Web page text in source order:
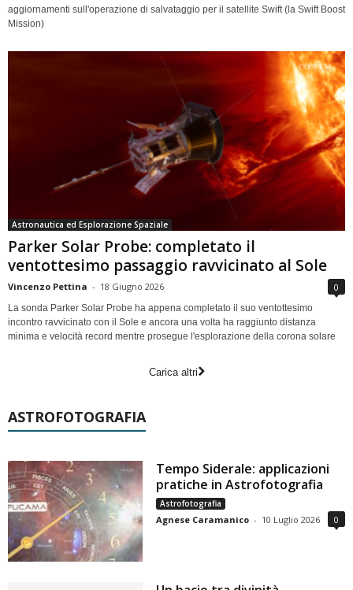
aggiornamenti sull'operazione di salvataggio per il satellite Swift (la Swift Boost
Mission)
Astronautica ed Esplorazione Spaziale
Parker Solar Probe: completato il
ventottesimo passaggio ravvicinato al Sole
Vincenzo Pettina - 18 Giugno 2026 0
La sonda Parker Solar Probe ha appena completato il suo ventottesimo
incontro ravvicinato con il Sole e ancora una volta ha raggiunto distanza
minima e velocità record mentre prosegue l'esplorazione della corona solare
Carica altri
ASTROFOTOGRAFIA
Tempo Siderale: applicazioni
pratiche in Astrofotografia
Astrofotografia
Agnese Caramanico - 10 Luglio 2026 0